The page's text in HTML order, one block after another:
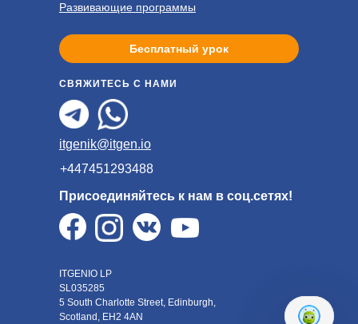
ITGENIO LP
SL035285
5 South Charlotte Street, Edinburgh,
Scotland, EH2 4AN
+447451293488
СВЯЖИТЕСЬ С НАМИ
itgenik@itgen.io
Присоединяйтесь к нам в соц.сетях!
Бесплатный урок
Развивающие программы